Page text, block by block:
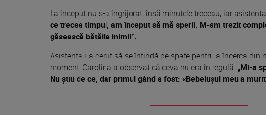
La început nu s-a îngrijorat, însă minutele treceau, iar
ce trecea timpul, am început să mă sperii. M-am trezit
găsească bătăile inimii”.
Asistenta i-a cerut să se întindă pe spate pentru a încerca din
moment, Carolina a observat că ceva nu era în regulă. „Mi-a
Nu știu de ce, dar primul gând a fost: «Bebelușul meu a